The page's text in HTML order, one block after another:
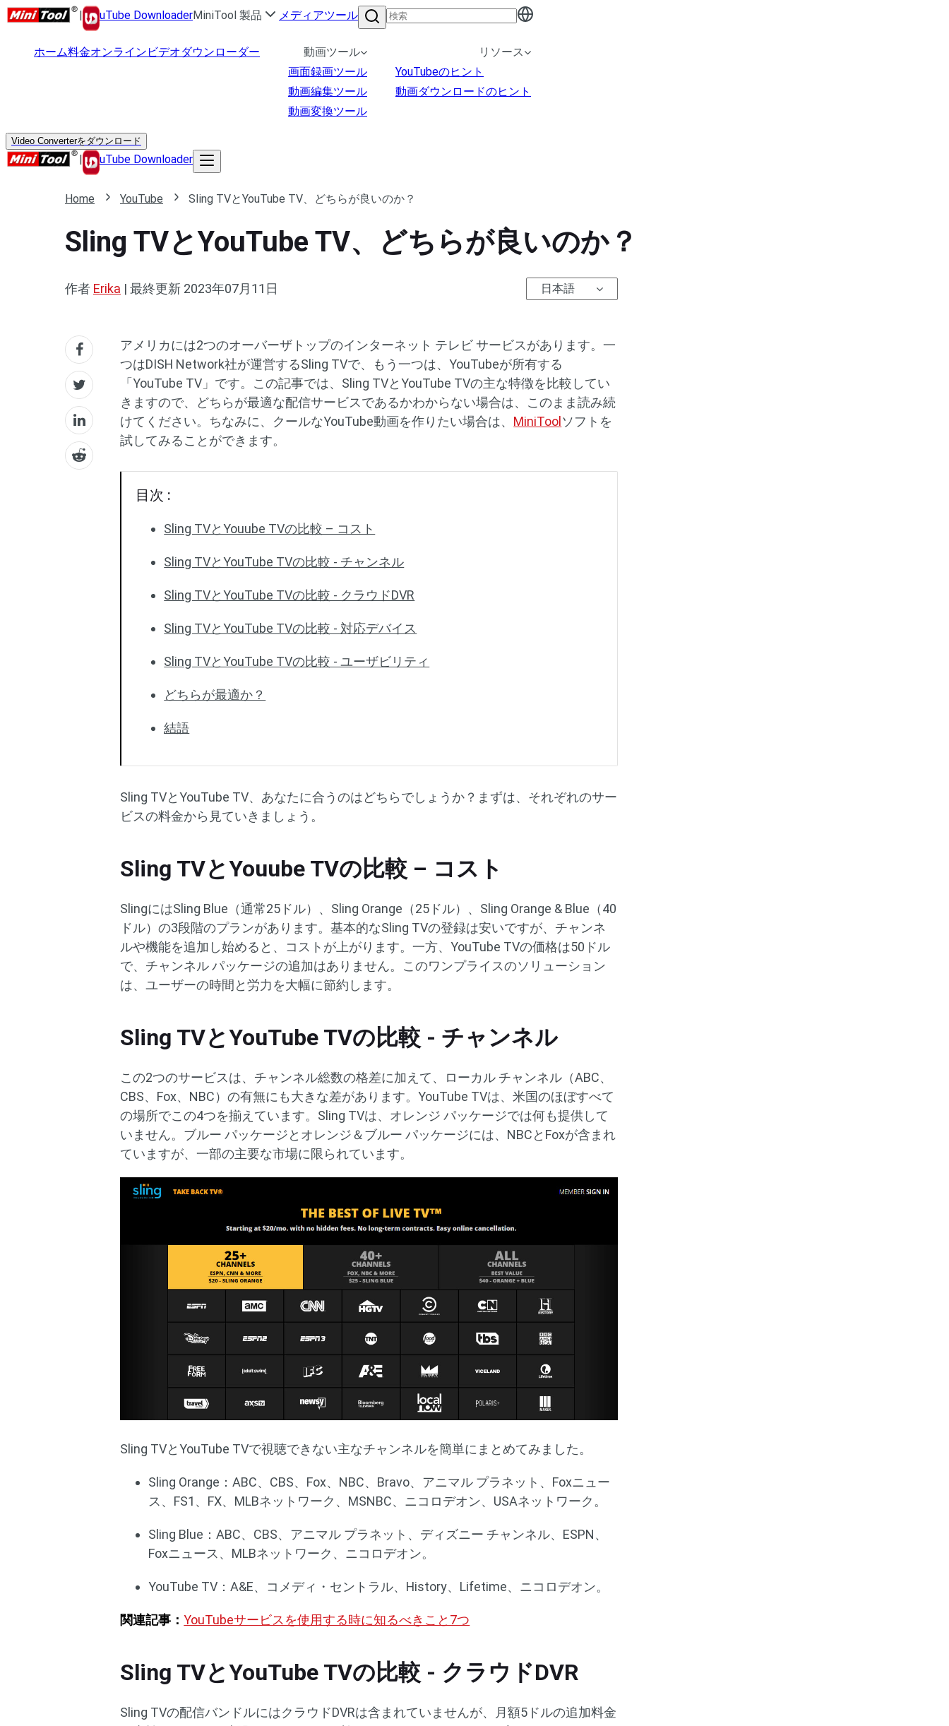
| uTube DownloaderMiniTool 製品 メディアツール
ホーム料金オンラインビデオダウンローダー
動画ツール
画面録画ツール
動画編集ツール
動画変換ツール
リソース
YouTubeのヒント
動画ダウンロードのヒント
Video Converterをダウンロード
| uTube Downloader
Home YouTube Sling TVとYouTube TV、どちらが良いのか？
Sling TVとYouTube TV、どちらが良いのか？
作者 Erika | 最終更新 2023年07月11日 日本語
アメリカには2つのオーバーザトップのインターネット テレビ サービスがあります。一
つはDISH Network社が運営するSling TVで、もう一つは、YouTubeが所有する
「YouTube TV」です。この記事では、Sling TVとYouTube TVの主な特徴を比較してい
きますので、どちらが最適な配信サービスであるかわからない場合は、このまま読み続
けてください。ちなみに、クールなYouTube動画を作りたい場合は、 MiniTool ソフトを
試してみることができます。
目次 :
Sling TVとYouube TVの比較 – コスト
Sling TVとYouTube TVの比較 - チャンネル
Sling TVとYouTube TVの比較 - クラウドDVR
Sling TVとYouTube TVの比較 - 対応デバイス
Sling TVとYouTube TVの比較 - ユーザビリティ
どちらが最適か？
結語
Sling TVとYouTube TV、あなたに合うのはどちらでしょうか？まずは、それぞれのサー
ビスの料金から見ていきましょう。
Sling TVとYouube TVの比較 – コスト
SlingにはSling Blue（通常25ドル）、Sling Orange（25ドル）、Sling Orange & Blue（40
ドル）の3段階のプランがあります。基本的なSling TVの登録は安いですが、チャンネ
ルや機能を追加し始めると、コストが上がります。一方、YouTube TVの価格は50ドル
で、チャンネル パッケージの追加はありません。このワンプライスのソリューション
は、ユーザーの時間と労力を大幅に節約します。
Sling TVとYouTube TVの比較 - チャンネル
この2つのサービスは、チャンネル総数の格差に加えて、ローカル チャンネル（ABC、
CBS、Fox、NBC）の有無にも大きな差があります。YouTube TVは、米国のほぼすべて
の場所でこの4つを揃えています。Sling TVは、オレンジ パッケージでは何も提供して
いません。ブルー パッケージとオレンジ＆ブルー パッケージには、NBCとFoxが含まれ
ていますが、一部の主要な市場に限られています。
Sling TVとYouTube TVで視聴できない主なチャンネルを簡単にまとめてみました。
Sling Orange：ABC、CBS、Fox、NBC、Bravo、アニマル プラネット、Foxニュー
ス、FS1、FX、MLBネットワーク、MSNBC、ニコロデオン、USAネットワーク。
Sling Blue：ABC、CBS、アニマル プラネット、ディズニー チャンネル、ESPN、
Foxニュース、MLBネットワーク、ニコロデオン。
YouTube TV：A&E、コメディ・セントラル、History、Lifetime、ニコロデオン。
関連記事：YouTubeサービスを使用する時に知るべきこと7つ
Sling TVとYouTube TVの比較 - クラウドDVR
Sling TVの配信バンドルにはクラウドDVRは含まれていませんが、月額5ドルの追加料金